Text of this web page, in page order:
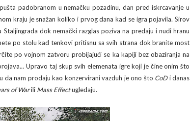
padobranom u nemačku pozadinu, dan pred iskrcavanje u
kraju je snažan koliko i prvog dana kad se igra pojavila. Sirov
dok nemački razglas poziva na predaju i nudi hranu
po stolu kad tenkovi pritisnu sa svih strana dok branite most
po vojnom zatvoru probijajući se ka kapiji bez obaziranja na
Upravo taj skup svih elemenata igre koji je čine onim što
da nam prodaju kao konzervirani vazduh je ono što CoDi danas
of Warili Mass Effectugledaju.